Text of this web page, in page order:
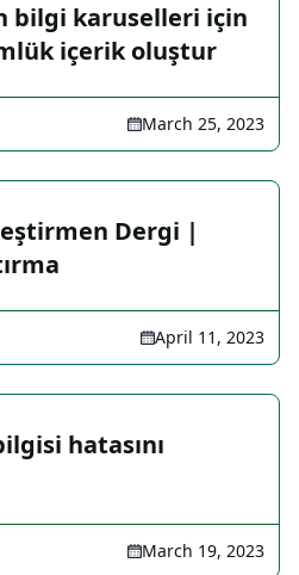
bilgi karuselleri için
içerik oluştur
March 25, 2023
Dergi |
April 11, 2023
hatasını
March 19, 2023